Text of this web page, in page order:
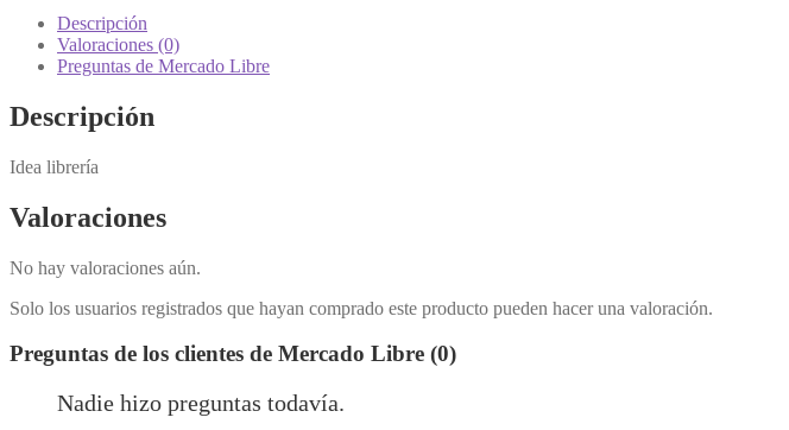
Descripción
Valoraciones (0)
Preguntas de Mercado Libre
Descripción
Idea librería
Valoraciones
No hay valoraciones aún.
Solo los usuarios registrados que hayan comprado este producto pueden hacer una valoración.
Preguntas de los clientes de Mercado Libre (0)
Nadie hizo preguntas todavía.